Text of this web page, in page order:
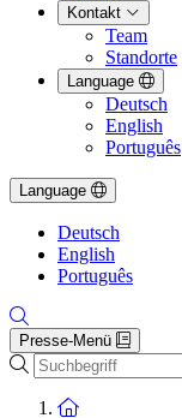
Kontakt
Team
Standorte
Language
Deutsch
English
Português
Language
Deutsch
English
Português
Presse-Menü
Suche
Zur Startseite